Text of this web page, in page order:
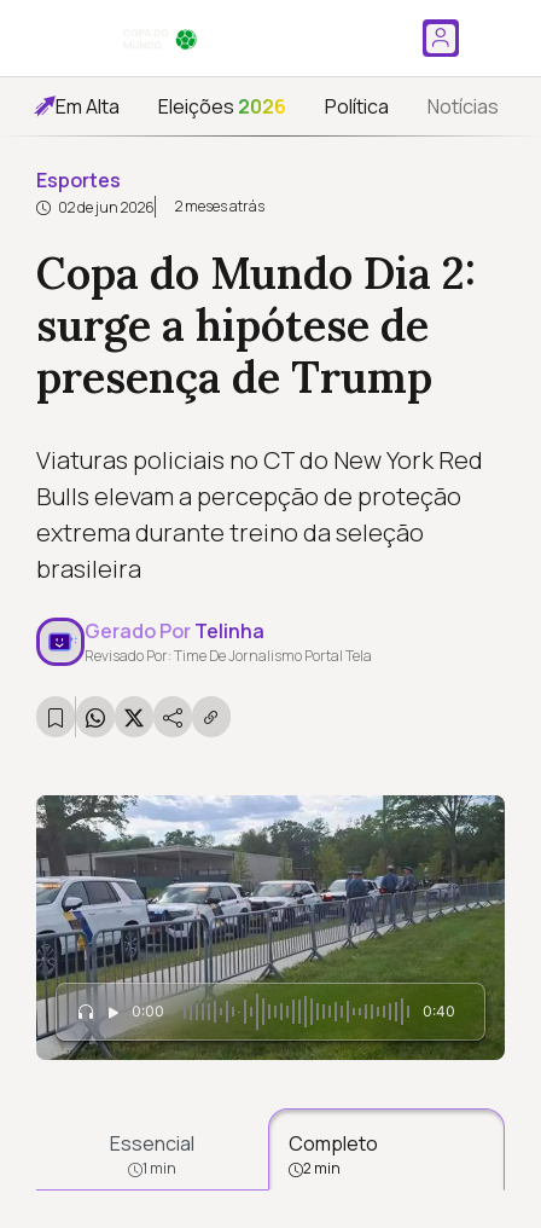
Em Alta Eleições 2026 Política Notícias
Esportes
02 de jun 2026 2 meses atrás
Copa do Mundo Dia 2:
surge a hipótese de
presença de Trump
Viaturas policiais no CT do New York Red
Bulls elevam a percepção de proteção
extrema durante treino da seleção
brasileira
Gerado PorTelinha
Revisado Por: Time De Jornalismo Portal Tela
0:00 0:40
Essencial
1 min
Completo
2 min